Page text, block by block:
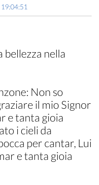
bellezza nella
Non so
il mio Signor
e tanta gioia
i cieli da
per cantar, Lui
e tanta gioia